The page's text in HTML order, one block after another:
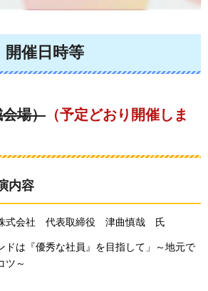
開催日時等
場） （予定どおり開催しま
内容
式会社 代表取締役 津曲慎哉 氏
ドは『優秀な社員』を目指して」～地元で
ツ～